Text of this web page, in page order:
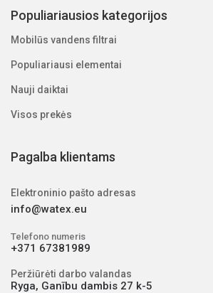
Populiariausios kategorijos
Mobilūs vandens filtrai
Populiariausi elementai
Nauji daiktai
Visos prekės
Pagalba klientams
Elektroninio pašto adresas
info@watex.eu
Telefono numeris
+371 67381989
Peržiūrėti darbo valandas
Ryga, Ganību dambis 27 k-5